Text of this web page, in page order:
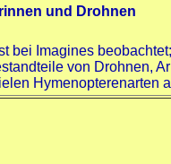
und Drohnen
bei Imagines beobachtet;
von Drohnen,
Hymenopterenarten